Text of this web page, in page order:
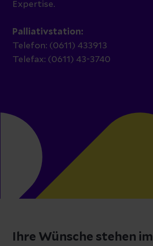
Expertise.
Palliativstation:
Telefon: (0611) 433913
Telefax: (0611) 43-3740
Ihre Wünsche stehen im